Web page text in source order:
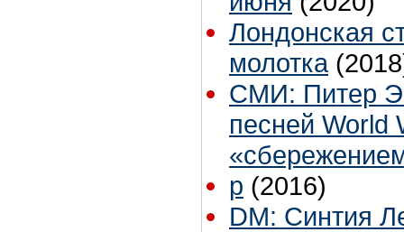
Лондонская
молотка
СМИ: Питер
песней World
p (2016)
DM: Синтия